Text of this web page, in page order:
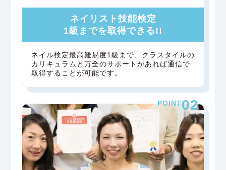
ネイリスト技能検定
1級までを取得できる!!
ネイル検定最高難易度1級まで、クラスタイルの
カリキュラムと万全のサポートがあれば通信で
取得することが可能です。
POINT02